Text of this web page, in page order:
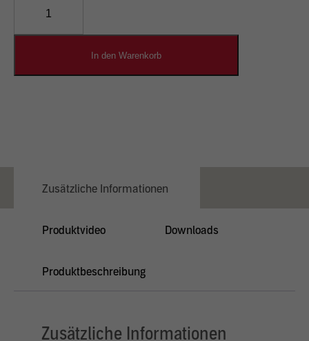
Designputz
In den Warenkorb
Zusätzliche Informationen
Produktvideo Downloads
Produktbeschreibung
Zusätzliche Informationen